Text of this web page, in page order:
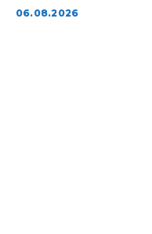
06.08.2026